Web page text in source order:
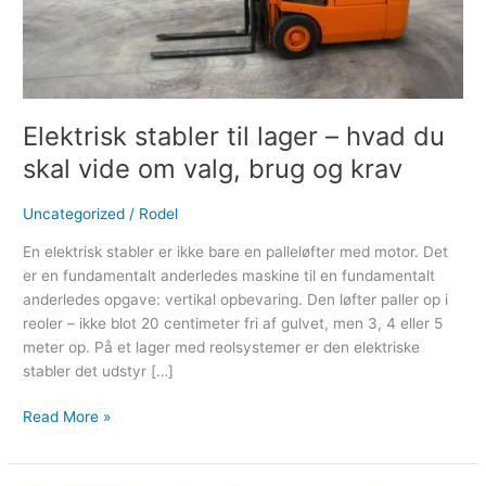
Elektrisk stabler til lager – hvad du
skal vide om valg, brug og krav
Uncategorized / Rodel
En elektrisk stabler er ikke bare en palleløfter med motor. Det
er en fundamentalt anderledes maskine til en fundamentalt
anderledes opgave: vertikal opbevaring. Den løfter paller op i
reoler – ikke blot 20 centimeter fri af gulvet, men 3, 4 eller 5
meter op. På et lager med reolsystemer er den elektriske
stabler det udstyr […]
vide
om
brug
og
krav
Read More »